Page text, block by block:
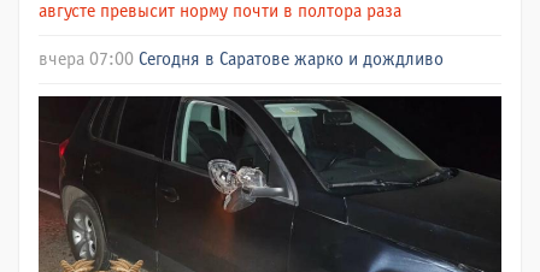
августе превысит норму почти в полтора раза
вчера 07:00 Сегодня в Саратове жарко и дождливо